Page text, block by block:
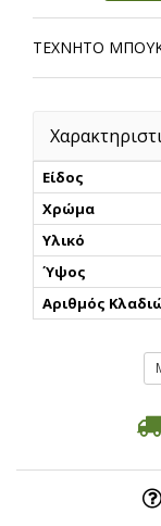
ΤΕΧΝΗΤΟ
Είδος
Χρώμα
Υλικό
Ύψος
Αριθμός